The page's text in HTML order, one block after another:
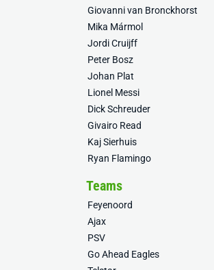
Giovanni van Bronckhorst
Mika Mármol
Jordi Cruijff
Peter Bosz
Johan Plat
Lionel Messi
Dick Schreuder
Givairo Read
Kaj Sierhuis
Ryan Flamingo
Teams
Feyenoord
Ajax
PSV
Go Ahead Eagles